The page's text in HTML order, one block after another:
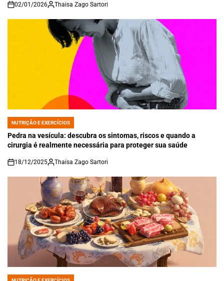
on
02/01/2026 Thaisa Zago Sartori
POSTED
IN
NUTRIÇÃO E EXERCÍCIOS
Pedra na vesícula: descubra os sintomas, riscos e quando a
cirurgia é realmente necessária para proteger sua saúde
on
18/12/2025 Thaisa Zago Sartori